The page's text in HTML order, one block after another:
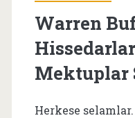
Warren
Mektuplar
Herkese